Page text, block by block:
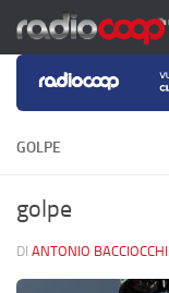
Salta al contenuto
GOLPE
golpe
DI ANTONIO BACCIOCCHI